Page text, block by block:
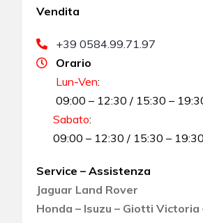
Vendita
+39 0584.99.71.97
Orario
Lun-Ven:
09:00 – 12:30 / 15:30 –
Sabato:
09:00 – 12:30 / 15:30 – 19:30
Service – Assistenza
Jaguar Land Rover
Honda – Isuzu – Giotti